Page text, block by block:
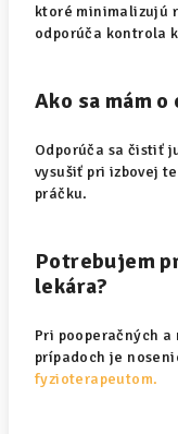
ktoré minimalizujú
odporúča kontrola
Ako sa mám
Odporúča sa čistiť
vysušiť pri izbovej
práčku.
Potrebujem
lekára?
Pri pooperačných
prípadoch je
fyzioterapeutom.